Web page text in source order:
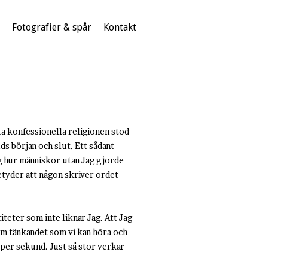
Fotografier & spår Kontakt
konfessionella religionen stod
början och slut. Ett sådant
människor utan Jag gjorde
att någon skriver ordet
som inte liknar Jag. Att Jag
tänkandet som vi kan höra och
sekund. Just så stor verkar